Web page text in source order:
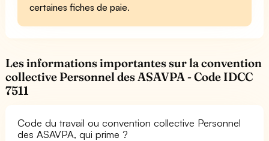
certaines fiches de paie.
Les informations importantes sur la convention
collective Personnel des ASAVPA - Code IDCC
7511
Code du travail ou convention collective Personnel
des ASAVPA, qui prime ?